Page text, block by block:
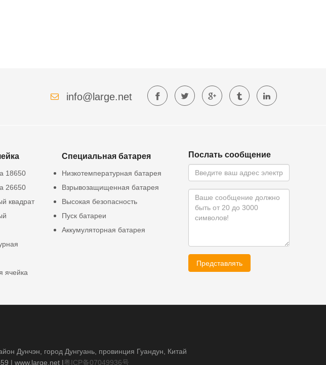
info@large.net
18650
26650
квадрат
ячейка
Специальная батарея
Низкотемпературная батарея
Взрывозащищенная батарея
Высокая безопасность
Пуск батареи
Аккумуляторная батарея
Послать сообщение
Представлять
Дунчэн, город Дунгуань, провинция Гуандун, Китай
| www.large.net |粤ICP备07049936号